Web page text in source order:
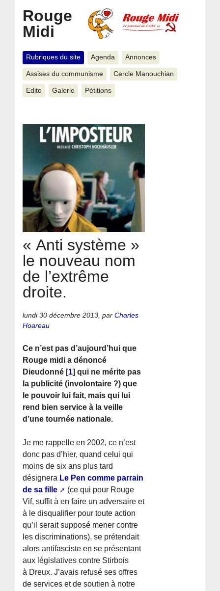
Rouge
Midi
Rubriques du site Agenda Annonces
Assises du communisme Cercle Manouchian
Edito Galerie Pétitions
« Anti système »
le nouveau nom
de l’extrême
droite.
lundi 30 décembre 2013,parCharles
Hoareau
Ce n’est pas d’aujourd’hui que
Rouge midi a dénoncé
Dieudonné [1] qui ne mérite pas
la publicité (involontaire ?) que
le pouvoir lui fait, mais qui lui
rend bien service à la veille
d’une tournée nationale.
Je me rappelle en 2002, ce n’est
donc pas d’hier, quand celui qui
moins de six ans plus tard
désignera Le Pen comme parrain
de sa fille
(ce qui pour Rouge
Vif, suffit à en faire un adversaire et
à le disqualifier pour toute action
qu’il serait supposé mener contre
les discriminations), se prétendait
alors antifasciste en se présentant
aux législatives contre Stirbois
à Dreux. J’avais refusé ses offres
de services et de soutien à notre